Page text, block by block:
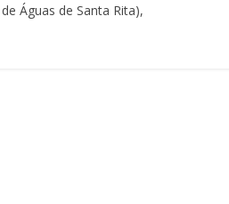
Águas de Santa Rita),